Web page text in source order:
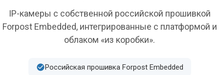
IP-камеры с собственной российской прошивкой
Forpost Embedded, интегрированные с платформой и
облаком «из коробки».
Российская прошивка Forpost Embedded